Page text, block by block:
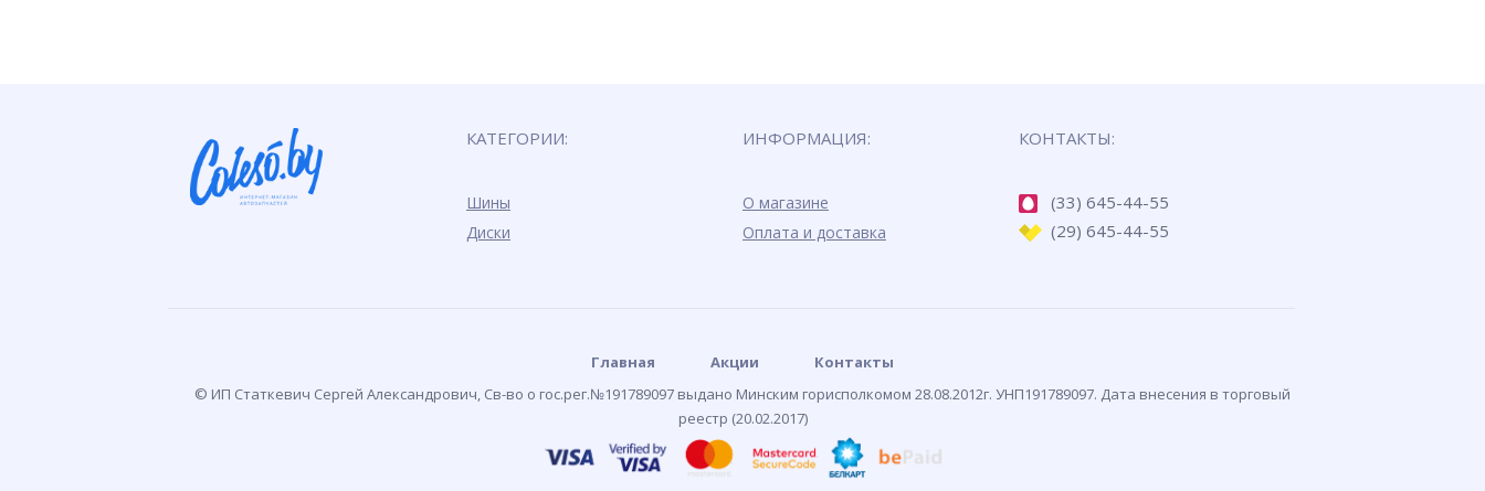
КАТЕГОРИИ:
Шины
Диски
ИНФОРМАЦИЯ:
О магазине
Оплата и доставка
КОНТАКТЫ:
(33) 645-44-55
(29) 645-44-55
Главная Акции
Контакты
© ИП Статкевич Сергей Александрович, Св-во о гос.рег.№191789097 выдано Минским горисполкомом 28.08.2012г. УНП191789097. Дата внесения в торговый
реестр (20.02.2017)